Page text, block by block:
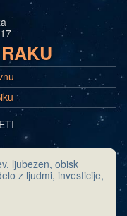
ljubezen, obisk
z ljudmi, investicije,